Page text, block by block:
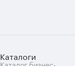
Каталоги
Каталог бизнес-